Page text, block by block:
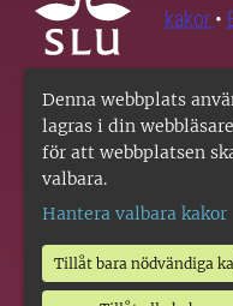
Denna webbplats
lagras i din
för att webbplatsen
valbara.
Hantera valbara kakor
Tillåt bara nödvändiga
kakor •